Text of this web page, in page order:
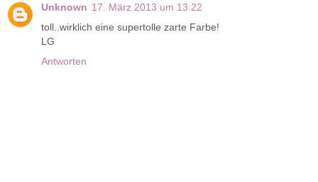
Unknown 17. März 2013 um 13:22
toll..wirklich eine supertolle zarte Farbe!
LG
Antworten